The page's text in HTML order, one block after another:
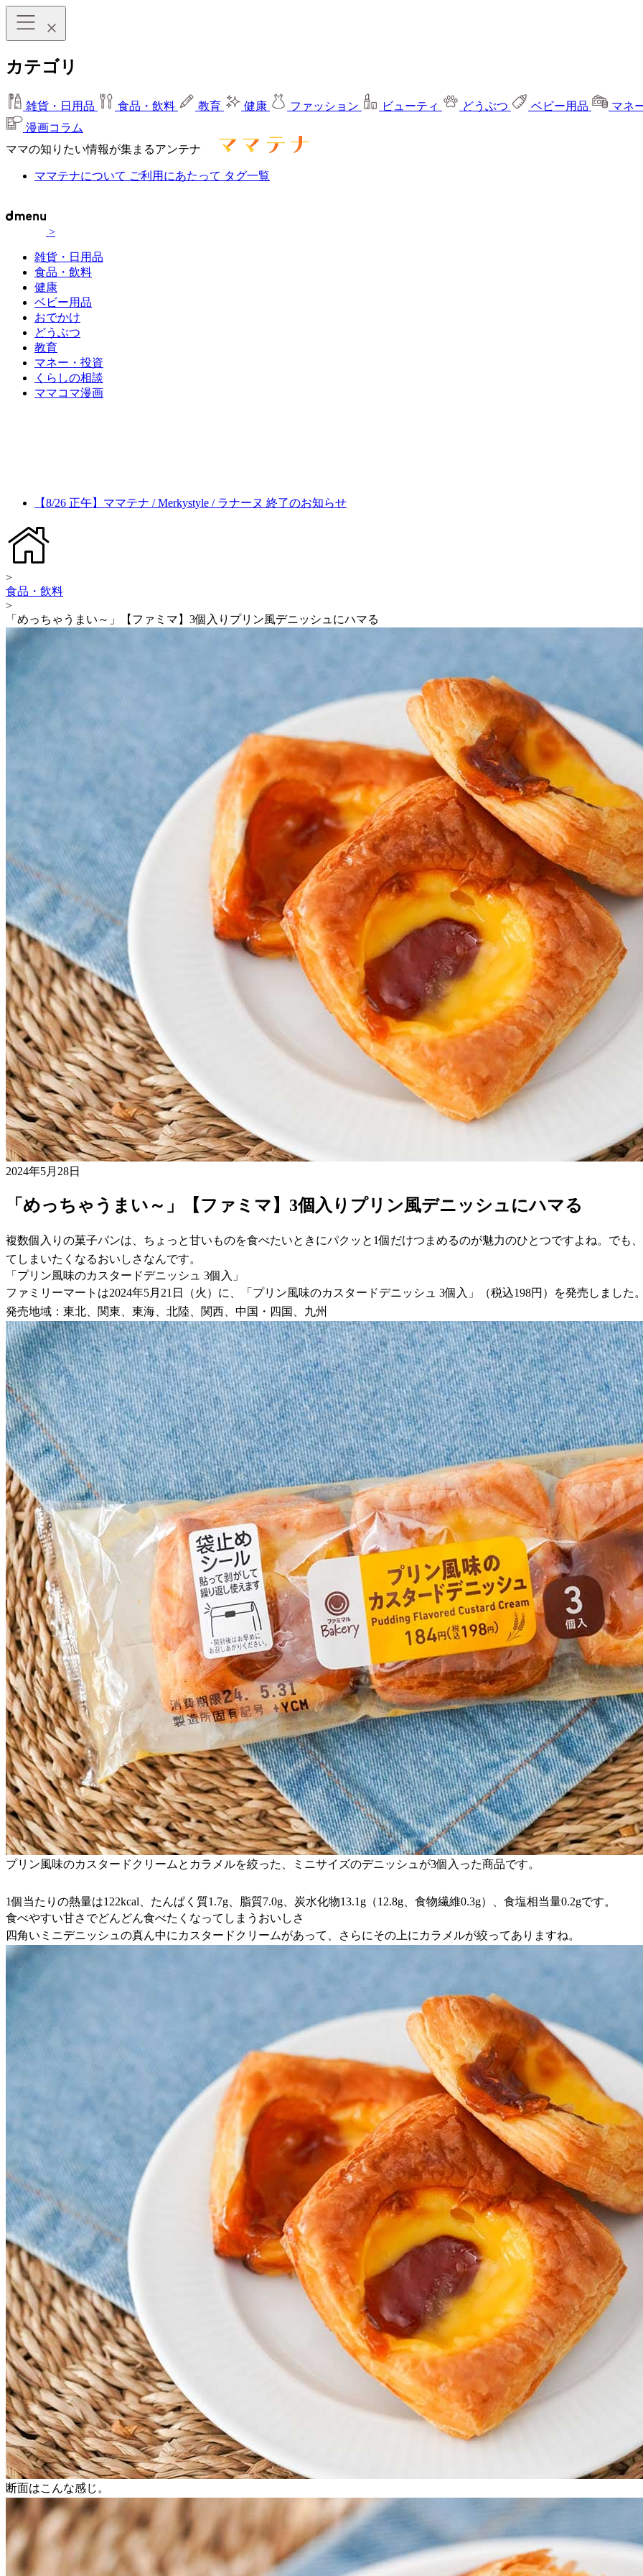
カテゴリ
雑貨・日用品 食品・飲料 教育 健康 ファッション ビューティ どうぶつ ベビー用品
マネ
漫画コラム
ママの知りたい情報が集まるアンテナ
ママテナについて ご利用にあたって タグ一覧
>
雑貨・日用品
食品・飲料
健康
ベビー用品
おでかけ
どうぶつ
教育
マネー・投資
くらしの相談
ママコマ漫画
【8/26 正午】ママテナ / Merkystyle / ラナーヌ 終了のお知らせ
>
食品・飲料
>
「めっちゃうまい～」【ファミマ】3個入りプリン風デニッシュにハマる
2024年5月28日
「めっちゃうまい～」【ファミマ】3個入りプリン風デニッシュにハマる
複数個入りの菓子パンは、ちょっと甘いものを食べたいときにパクッと1個だけつまめるのが魅力のひとつですよね。でも
てしまいたくなるおいしさなんです。
「プリン風味のカスタードデニッシュ 3個入」
ファミリーマートは2024年5月21日（火）に、「プリン風味のカスタードデニッシュ 3個入」（税込198円）を発売しました
発売地域：東北、関東、東海、北陸、関西、中国・四国、九州
プリン風味のカスタードクリームとカラメルを絞った、ミニサイズのデニッシュが3個入った商品です。
1個当たりの熱量は122kcal、たんぱく質1.7g、脂質7.0g、炭水化物13.1g（12.8g、食物繊維0.3g）、食塩相当量0.2gです。
食べやすい甘さでどんどん食べたくなってしまうおいしさ
四角いミニデニッシュの真ん中にカスタードクリームがあって、さらにその上にカラメルが絞ってありますね。
断面はこんな感じ。